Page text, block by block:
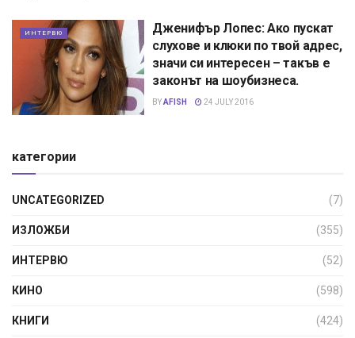
ИНТЕРВЮ
Дженифър Лопес: Ако пускат
слухове и клюки по твой адрес,
значи си интересен – такъв е
законът на шоубизнеса.
BYAFISH 24 JULY 2016
категории
UNCATEGORIZED (7)
ИЗЛОЖБИ (355)
ИНТЕРВЮ (52)
КИНО (598)
КНИГИ (424)